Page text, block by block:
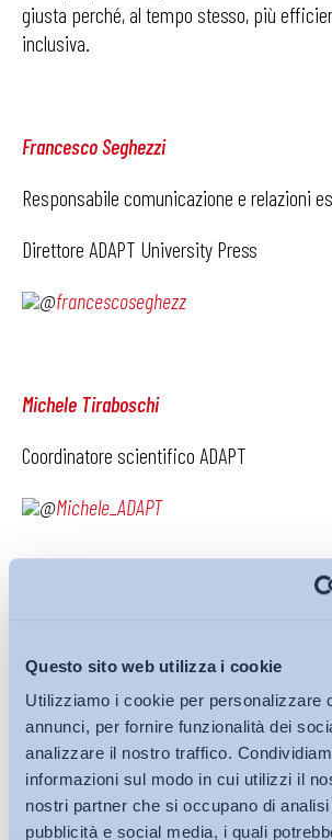
Questo sito web utilizza i cookie
Utilizziamo i cookie per personalizzare
annunci, per fornire funzionalità dei
analizzare il nostro traffico.
informazioni sul modo in cui utilizzi il
nostri partner che si occupano di
pubblicità e social media, i quali
giusta perché, al tempo stesso, più
inclusiva.
Francesco Seghezzi
Responsabile comunicazione e relazioni
Direttore ADAPT University Press
@francescoseghezz
Michele Tiraboschi
Coordinatore scientifico ADAPT
@Michele_ADAPT
Pubblicato anche suAvvenire, 8 settembre
Scarica ilPDF